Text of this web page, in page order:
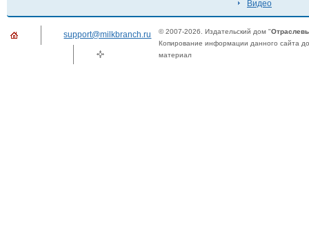
Видео
support@milkbranch.ru © 2007-2026. Издательский дом "
Копирование информации данного сайта
материал